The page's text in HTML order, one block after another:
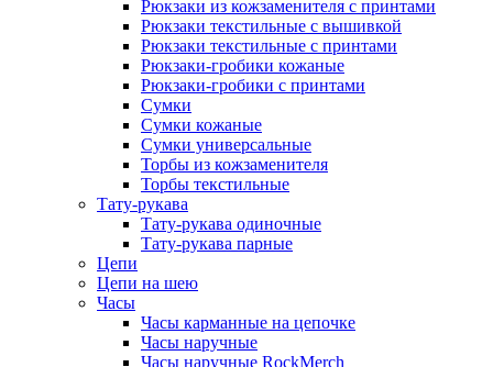
Рюкзаки из кожзаменителя с принтами
Рюкзаки текстильные с вышивкой
Рюкзаки текстильные с принтами
Рюкзаки-гробики кожаные
Рюкзаки-гробики с принтами
Сумки
Сумки кожаные
Сумки универсальные
Торбы из кожзаменителя
Торбы текстильные
Тату-рукава
Тату-рукава одиночные
Тату-рукава парные
Цепи
Цепи на шею
Часы
Часы карманные на цепочке
Часы наручные
Часы наручные RockMerch